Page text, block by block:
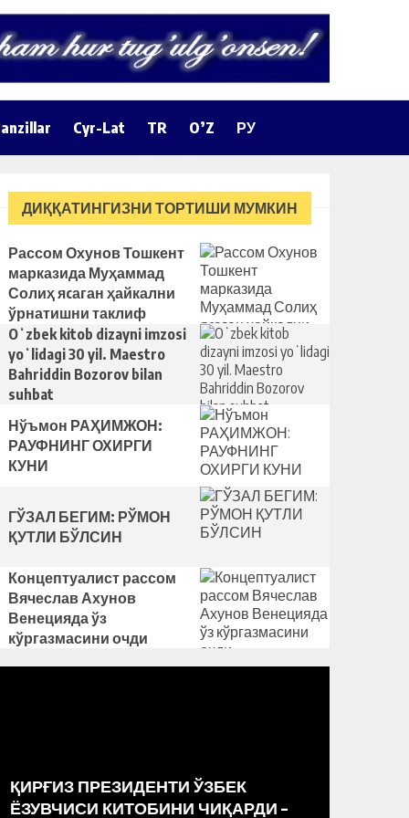
Cyr-Lat TR O’Z РУ
ДИҚҚАТИНГИЗНИ ТОРТИШИ МУМКИН
Рассом Охунов Тошкент
марказида Муҳаммад
Солиҳ яcаган ҳайкални
ўрнатишни таклиф
қилди
Oʻzbek kitob dizayni imzosi
yoʻlidagi 30 yil. Maestro
Bahriddin Bozorov bilan
suhbat
Нўъмон РАҲИМЖОН:
РАУФНИНГ ОХИРГИ
КУНИ
ГЎЗАЛ БЕГИМ: РЎМОН
ҚУТЛИ БЎЛСИН
Концептуалист рассом
Вячеслав Ахунов
Венецияда ўз
кўргазмасини очди
ҚИРҒИЗ ПРЕЗИДЕНТИ ЎЗБЕК
ЁЗУВЧИСИ КИТОБИНИ ЧИҚАРДИ –